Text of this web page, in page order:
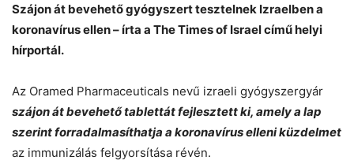
Szájon át bevehető gyógyszert tesztelnek Izraelben a
koronavírus ellen – írta a The Times of Israel című helyi
hírportál.
Az Oramed Pharmaceuticals nevű izraeli gyógyszergyár
szájon át bevehető tablettát fejlesztett ki, amely a lap
szerint forradalmasíthatja a koronavírus elleni küzdelmet
az immunizálás felgyorsítása révén.